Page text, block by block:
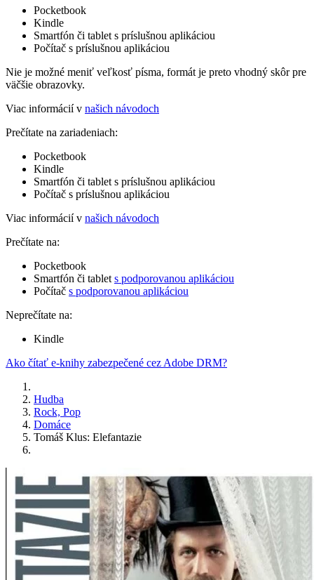
Pocketbook
Kindle
Smartfón či tablet s príslušnou aplikáciou
Počítač s príslušnou aplikáciou
Nie je možné meniť veľkosť písma, formát je preto vhodný skôr pre
väčšie obrazovky.
Viac informácií v našich návodoch
Prečítate na zariadeniach:
Pocketbook
Kindle
Smartfón či tablet s príslušnou aplikáciou
Počítač s príslušnou aplikáciou
Viac informácií v našich návodoch
Prečítate na:
Pocketbook
Smartfón či tablet s podporovanou aplikáciou
Počítač s podporovanou aplikáciou
Neprečítate na:
Kindle
Ako čítať e-knihy zabezpečené cez Adobe DRM?
Hudba
Rock, Pop
Domáce
Tomáš Klus: Elefantazie